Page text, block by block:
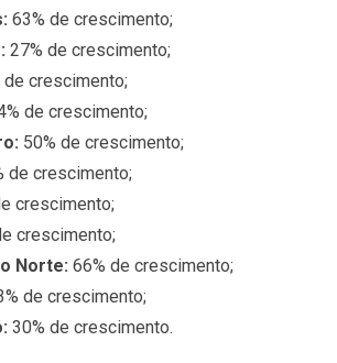
63% de crescimento;
27% de crescimento;
de crescimento;
de crescimento;
50% de crescimento;
de crescimento;
crescimento;
crescimento;
Norte: 66% de crescimento;
de crescimento;
30% de crescimento.